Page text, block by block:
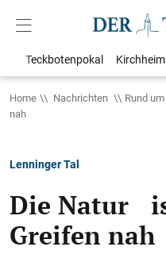
Teckbotenpokal Kirchheim
Home Nachrichten Rund
nah
Lenninger Tal
Die Natur
Greifen nah